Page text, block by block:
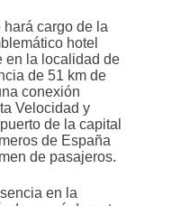
hará cargo de la
hotel
en la localidad de
de 51 km de
conexión
Velocidad y
de la capital
de España
de pasajeros.
en la